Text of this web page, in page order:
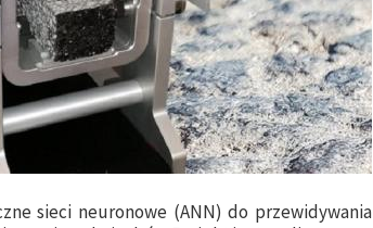
sieci neuronowe (ANN) do przewidywania